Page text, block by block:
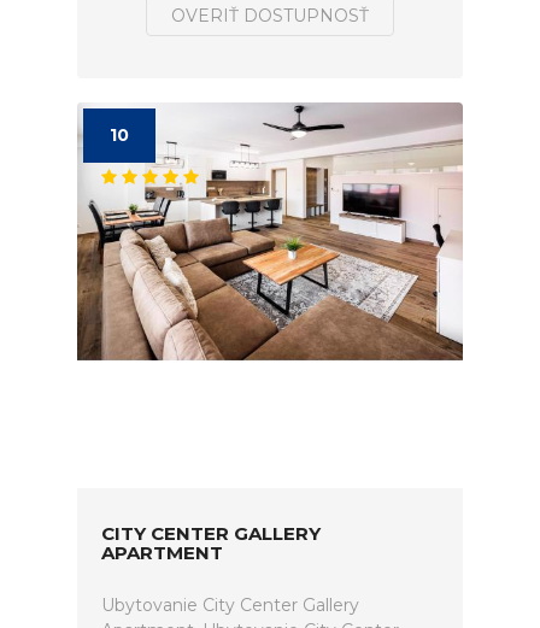
OVERIŤ DOSTUPNOSŤ
10
CITY CENTER GALLERY
APARTMENT
Ubytovanie City Center Gallery